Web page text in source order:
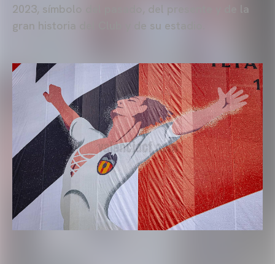
2023, símbolo del pasado, del presente y de la
gran historia del Club y de su estadio.